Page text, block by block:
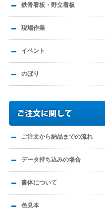
鉄骨看板・野立看板
現場作業
イベント
のぼり
ご注文から納品までの流れ
データ持ち込みの場合
書体について
色見本